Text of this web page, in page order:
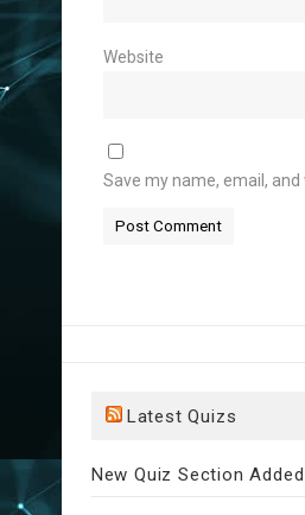
Website
Save my name, email,
Latest Quizs
New Quiz Section Added